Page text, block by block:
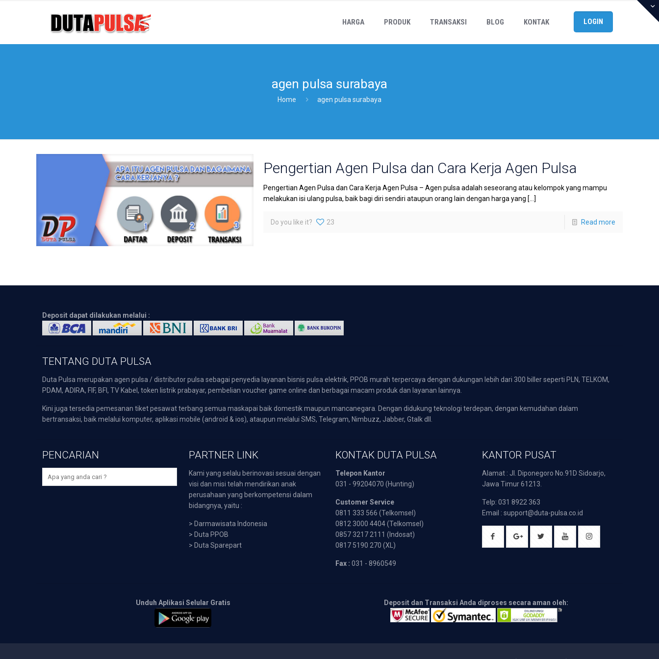
HARGA PRODUK TRANSAKSI BLOG KONTAK LOGIN
agen pulsa surabaya
Home agen pulsa surabaya
Pengertian Agen Pulsa dan Cara Kerja Agen Pulsa
Pengertian Agen Pulsa dan Cara Kerja Agen Pulsa – Agen pulsa adalah seseorang atau kelompok yang mampu
melakukan isi ulang pulsa, baik bagi diri sendiri ataupun orang lain dengan harga yang […]
Do you like it? 23 Read more
Deposit dapat dilakukan melalui :
TENTANG DUTA PULSA
Duta Pulsa merupakan agen pulsa / distributor pulsa sebagai penyedia layanan bisnis pulsa elektrik, PPOB murah terpercaya dengan dukungan lebih dari 300 biller seperti PLN, TELKOM,
PDAM, ADIRA, FIF, BFI, TV Kabel, token listrik prabayar, pembelian voucher game online dan berbagai macam produk dan layanan lainnya.
Kini juga tersedia pemesanan tiket pesawat terbang semua maskapai baik domestik maupun mancanegara. Dengan didukung teknologi terdepan, dengan kemudahan dalam
bertransaksi, baik melalui komputer, aplikasi mobile (android & ios), ataupun melalui SMS, Telegram, Nimbuzz, Jabber, Gtalk dll.
PENCARIAN PARTNER LINK
Kami yang selalu berinovasi sesuai dengan
visi dan misi telah mendirikan anak
perusahaan yang berkompetensi dalam
bidangnya, yaitu :
> Darmawisata Indonesia
> Duta PPOB
> Duta Sparepart
KONTAK DUTA PULSA
Telepon Kantor
031 - 99204070 (Hunting)
Customer Service
0811 333 566 (Telkomsel)
0812 3000 4404 (Telkomsel)
0857 3217 2111 (Indosat)
0817 5190 270 (XL)
Fax : 031 - 8960549
KANTOR PUSAT
Alamat : Jl. Diponegoro No.91D Sidoarjo,
Jawa Timur 61213.
Telp: 031 8922 363
Email : support@duta-pulsa.co.id
Unduh Aplikasi Selular Gratis Deposit dan Transaksi Anda diproses secara aman oleh: